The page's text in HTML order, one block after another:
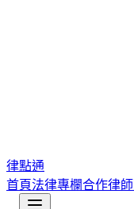
律點通
首頁法律專欄合作律師